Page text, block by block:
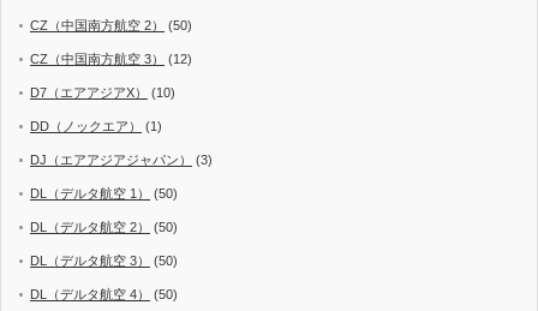
CZ（中国南方航空 2） (50)
CZ（中国南方航空 3） (12)
D7（エアアジアX） (10)
DD（ノックエア） (1)
DJ（エアアジアジャパン） (3)
DL（デルタ航空 1） (50)
DL（デルタ航空 2） (50)
DL（デルタ航空 3） (50)
DL（デルタ航空 4） (50)